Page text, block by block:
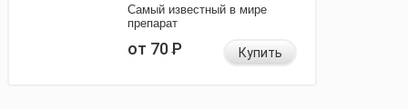
Самый известный в мире
препарат
от 70Р Купить